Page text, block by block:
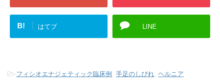
B! はてブ LINE
-フィシオエナジェティック臨床例 , 手足のしびれ, ヘルニア